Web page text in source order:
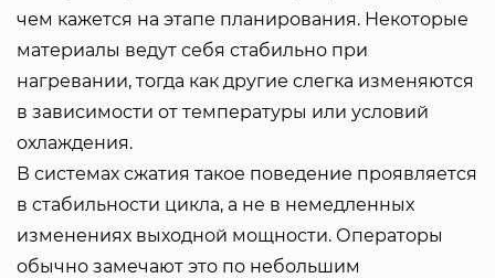
чем кажется на этапе планирования. Некоторые
материалы ведут себя стабильно при
нагревании, тогда как другие слегка изменяются
в зависимости от температуры или условий
охлаждения.
В системах сжатия такое поведение проявляется
в стабильности цикла, а не в немедленных
изменениях выходной мощности. Операторы
обычно замечают это по небольшим